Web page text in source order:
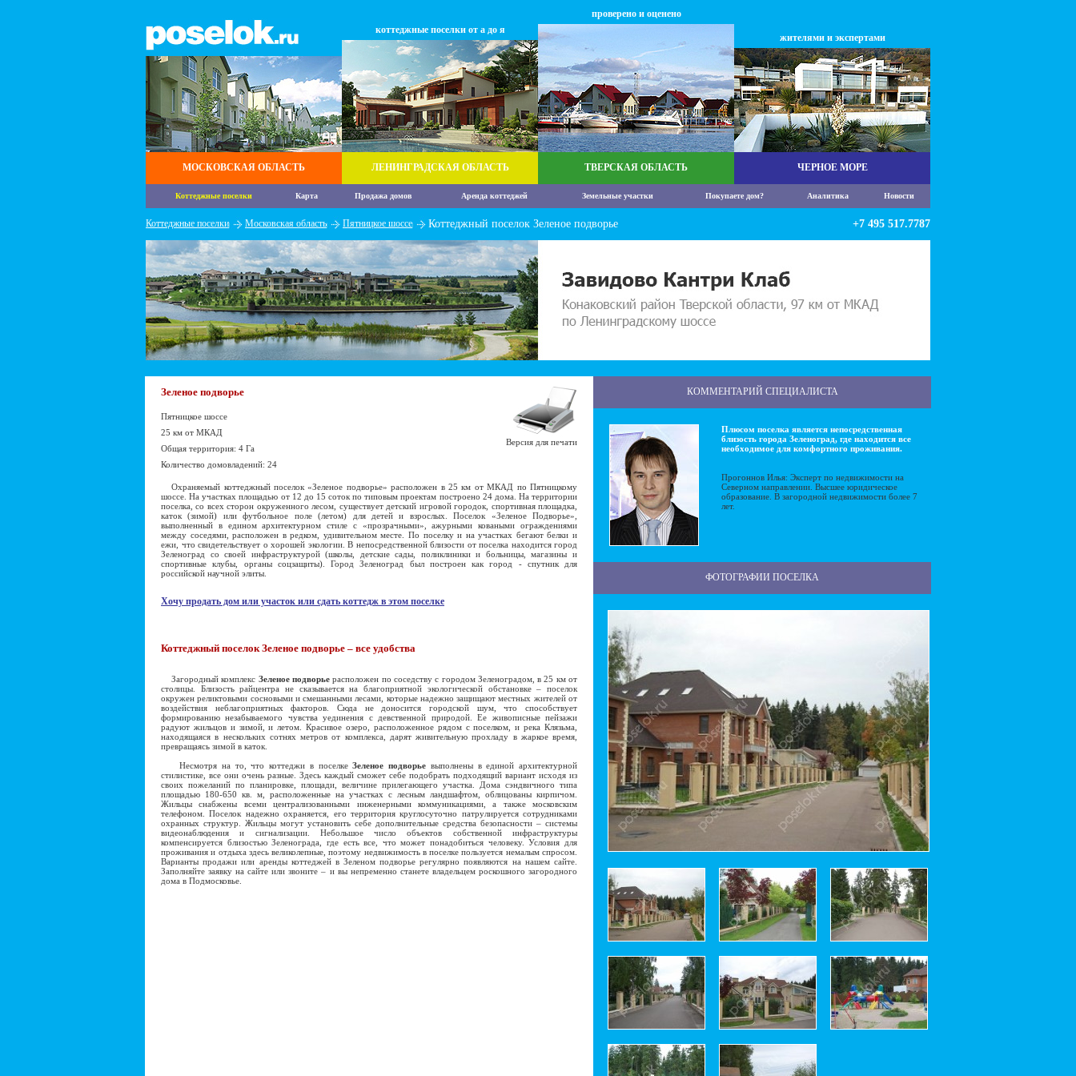
МОСКОВСКАЯ ОБЛАСТЬ
коттеджные поселки от а до я
ЛЕНИНГРАДСКАЯ ОБЛАСТЬ
проверено и оценено
ТВЕРСКАЯ ОБЛАСТЬ
жителями и экспертами
ЧЕРНОЕ МОРЕ
Коттеджные поселки Карта Продажа домов Аренда коттеджей Земельные участки Покупаете дом? Аналитика Новости
Коттеджные поселки Московская область Пятницкое шоссе Коттеджный поселок Зеленое подворье +7 495 517.7787
Зеленое подворье
Пятницкое шоссе
25 км от МКАД
Общая территория: 4 Га
Количество домовладений: 24
Версия для печати
Охраняемый коттеджный поселок «Зеленое подворье» расположен в 25 км от МКАД по Пятницкому
шоссе. На участках площадью от 12 до 15 соток по типовым проектам построено 24 дома. На территории
поселка, со всех сторон окруженного лесом, существует детский игровой городок, спортивная площадка,
каток (зимой) или футбольное поле (летом) для детей и взрослых. Поселок «Зеленое Подворье»,
выполненный в едином архитектурном стиле с «прозрачными», ажурными коваными ограждениями
между соседями, расположен в редком, удивительном месте. По поселку и на участках бегают белки и
ежи, что свидетельствует о хорошей экологии. В непосредственной близости от поселка находится город
Зеленоград со своей инфраструктурой (школы, детские сады, поликлиники и больницы, магазины и
спортивные клубы, органы соцзащиты). Город Зеленоград был построен как город - спутник для
российской научной элиты.
Хочу продать дом или участок или сдать коттедж в этом поселке
Коттеджный поселок Зеленое подворье – все удобства
Загородный комплекс Зеленое подворье расположен по соседству с городом Зеленоградом, в 25 км от
столицы. Близость райцентра не сказывается на благоприятной экологической обстановке – поселок
окружен реликтовыми сосновыми и смешанными лесами, которые надежно защищают местных жителей от
воздействия неблагоприятных факторов. Сюда не доносится городской шум, что способствует
формированию незабываемого чувства уединения с девственной природой. Ее живописные пейзажи
радуют жильцов и зимой, и летом. Красивое озеро, расположенное рядом с поселком, и река Клязьма,
находящаяся в нескольких сотнях метров от комплекса, дарят живительную прохладу в жаркое время,
превращаясь зимой в каток.
Несмотря на то, что коттеджи в поселкеЗеленое подворье выполнены в единой архитектурной
стилистике, все они очень разные. Здесь каждый сможет себе подобрать подходящий вариант исходя из
своих пожеланий по планировке, площади, величине прилегающего участка. Дома сэндвичного типа
площадью 180-650 кв. м, расположенные на участках с лесным ландшафтом, облицованы кирпичом.
Жильцы снабжены всеми централизованными инженерными коммуникациями, а также московским
телефоном. Поселок надежно охраняется, его территория круглосуточно патрулируется сотрудниками
охранных структур. Жильцы могут установить себе дополнительные средства безопасности – системы
видеонаблюдения и сигнализации. Небольшое число объектов собственной инфраструктуры
компенсируется близостью Зеленограда, где есть все, что может понадобиться человеку. Условия для
проживания и отдыха здесь великолепные, поэтому недвижимость в поселке пользуется немалым спросом.
Варианты продажи или аренды коттеджей в Зеленом подворье регулярно появляются на нашем сайте.
Заполняйте заявку на сайте или звоните – и вы непременно станете владельцем роскошного загородного
дома в Подмосковье.
КОММЕНТАРИЙ СПЕЦИАЛИСТА
Плюсом поселка является непосредственная
близость города Зеленоград, где находится все
необходимое для комфортного проживания.
Прогоннов Илья: Эксперт по недвижимости на
Северном направлении. Высшее юридическое
образование. В загородной недвижимости более 7
лет.
ФОТОГРАФИИ ПОСЕЛКА